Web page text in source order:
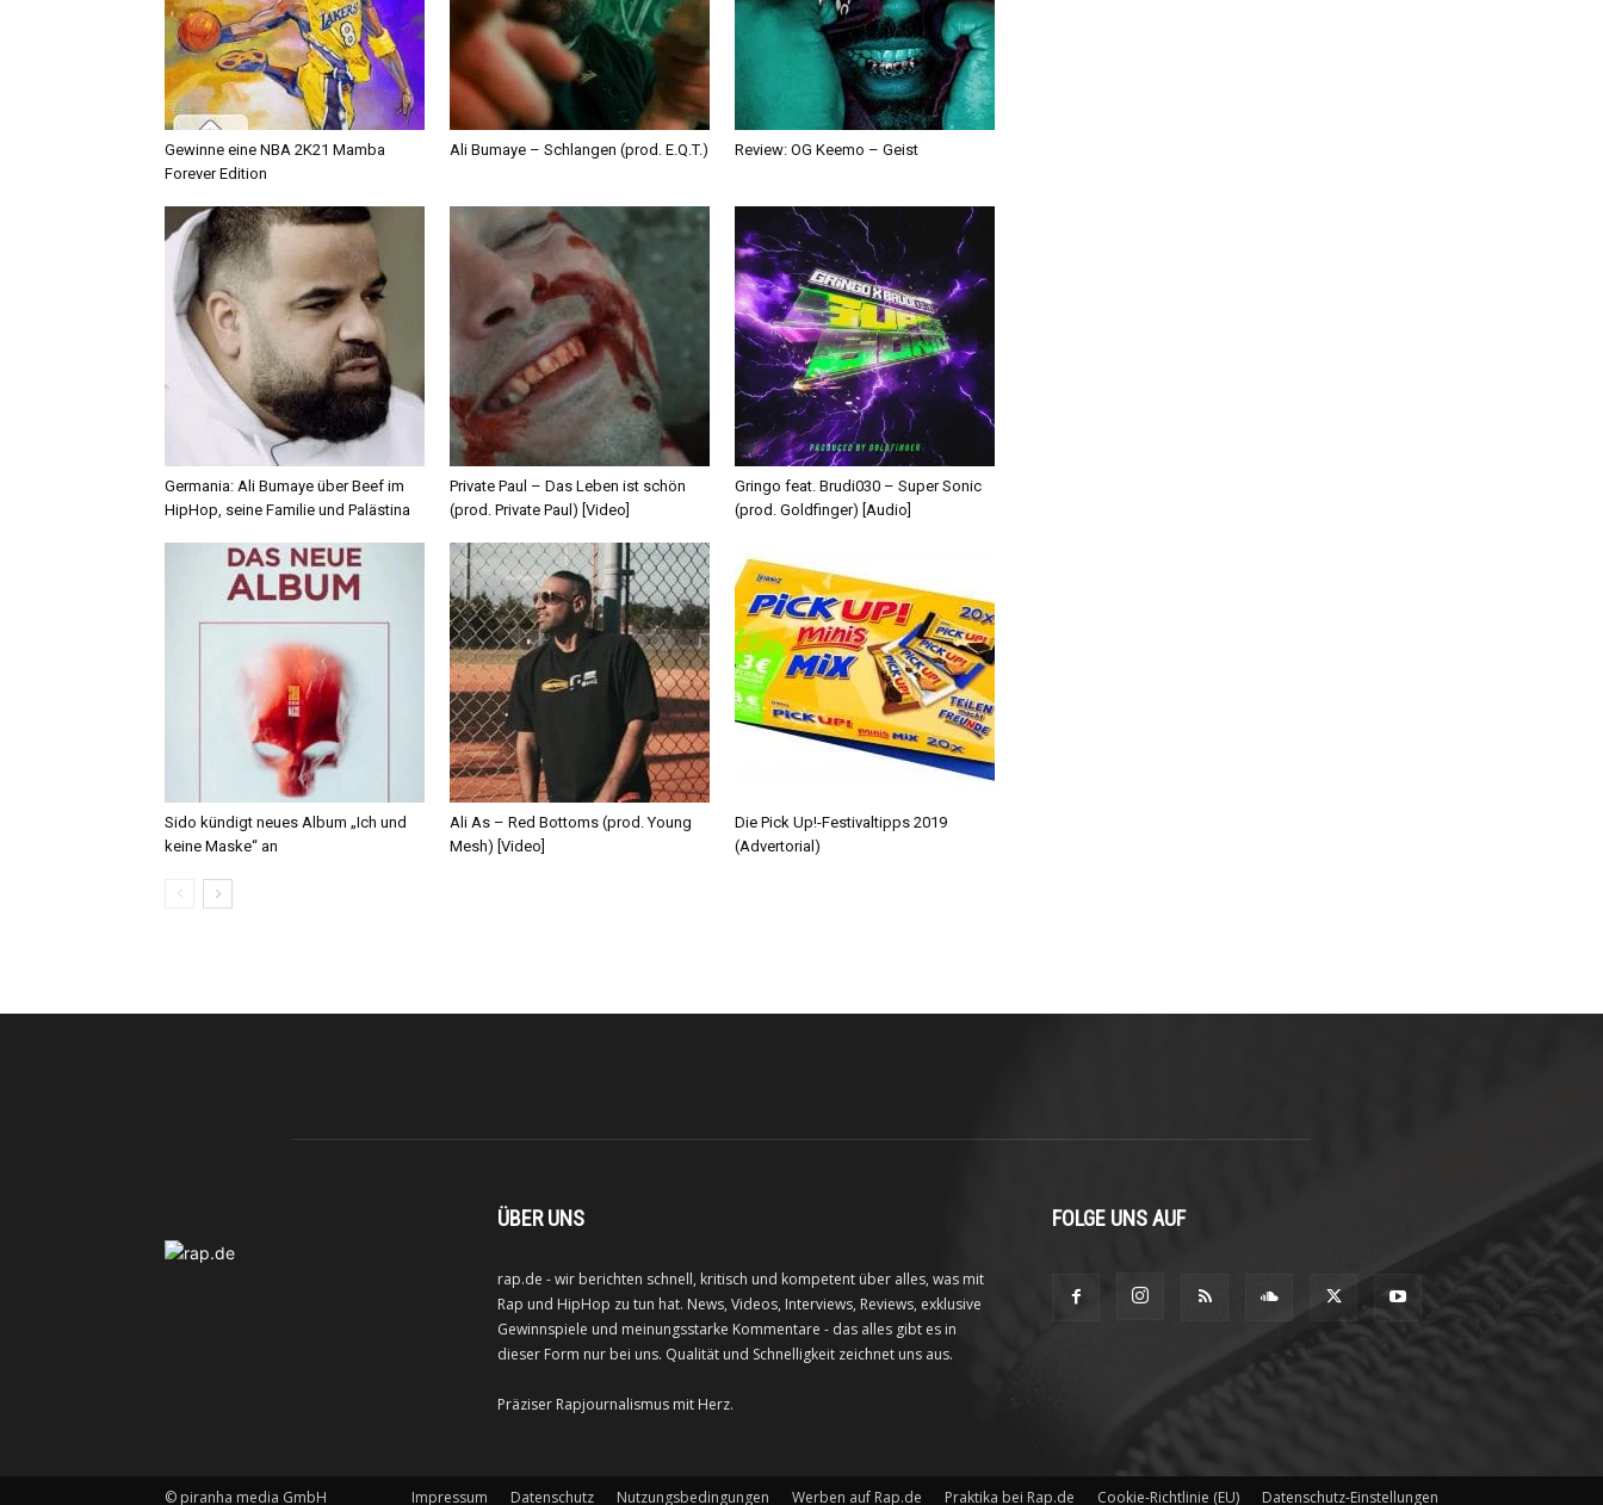
Gewinne eine NBA 2K21 Mamba
Forever Edition
Ali Bumaye – Schlangen (prod. E.Q.T.) Review: OG Keemo – Geist
Germania: Ali Bumaye über Beef im
HipHop, seine Familie und Palästina
Private Paul – Das Leben ist schön
(prod. Private Paul) [Video]
Gringo feat. Brudi030 – Super Sonic
(prod. Goldfinger) [Audio]
Sido kündigt neues Album „Ich und
keine Maske“ an
Ali As – Red Bottoms (prod. Young
Mesh) [Video]
Die Pick Up!-Festivaltipps 2019
(Advertorial)
ÜBER UNS
rap.de - wir berichten schnell, kritisch und kompetent über alles, was mit
Rap und HipHop zu tun hat. News, Videos, Interviews, Reviews, exklusive
Gewinnspiele und meinungsstarke Kommentare - das alles gibt es in
dieser Form nur bei uns. Qualität und Schnelligkeit zeichnet uns aus.
Präziser Rapjournalismus mit Herz.
FOLGE UNS AUF
Impressum Datenschutz Nutzungsbedingungen Werben auf Rap.de Praktika bei Rap.de Cookie-Richtlinie (EU) Datenschutz-Einstellungen
© piranha media GmbH